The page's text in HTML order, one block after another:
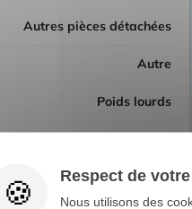
Autres pièces détachées
Autre
Poids lourds
15060683 MONTE SUR
Respect de
Nous utilisons des